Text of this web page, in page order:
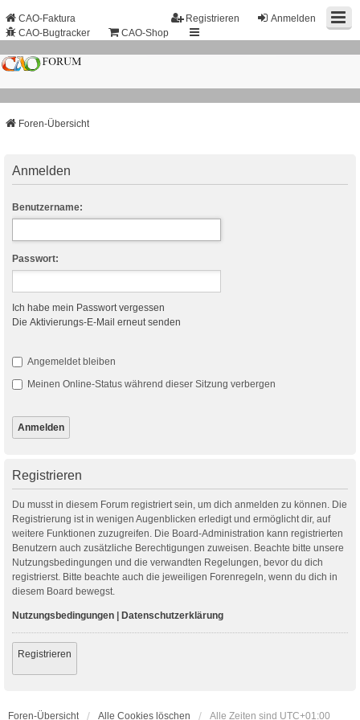
Anmelden
Registrieren
CAO-Faktura
CAO-Bugtracker
CAO-Shop
Foren-Übersicht
Anmelden
Benutzername:
Passwort:
Ich habe mein Passwort vergessen
Die Aktivierungs-E-Mail erneut senden
Angemeldet bleiben
Meinen Online-Status während dieser Sitzung verbergen
Registrieren
Du musst in diesem Forum registriert sein, um dich anmelden zu können. Die
Registrierung ist in wenigen Augenblicken erledigt und ermöglicht dir, auf
weitere Funktionen zuzugreifen. Die Board-Administration kann registrierten
Benutzern auch zusätzliche Berechtigungen zuweisen. Beachte bitte unsere
Nutzungsbedingungen und die verwandten Regelungen, bevor du dich
registrierst. Bitte beachte auch die jeweiligen Forenregeln, wenn du dich in
diesem Board bewegst.
Nutzungsbedingungen | Datenschutzerklärung
Registrieren
Foren-Übersicht Alle Cookies löschen Alle Zeiten sind UTC+01:00